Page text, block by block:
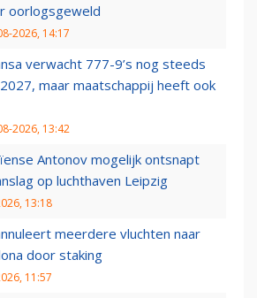
oorlogsgeweld
2026, 14:17
verwacht 777-9’s nog steeds
maar maatschappij heeft ook
2026, 13:42
Antonov mogelijk ontsnapt
op luchthaven Leipzig
13:18
meerdere vluchten naar
door staking
11:57